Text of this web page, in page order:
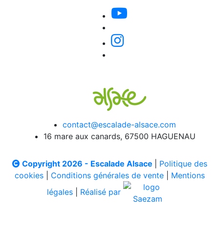
contact@escalade-alsace.com
16 mare aux canards, 67500 HAGUENAU
Copyright 2026 - Escalade Alsace
Politique des
cookies| Conditions générales de vente| Mentions
légales
Réalisé par